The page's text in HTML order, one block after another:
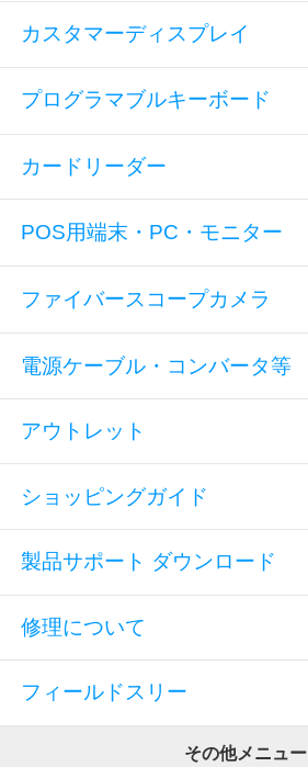
カスタマーディスプレイ
プログラマブルキーボード
カードリーダー
POS用端末・PC・モニター
ファイバースコープカメラ
電源ケーブル・コンバータ等
アウトレット
ショッピングガイド
製品サポート ダウンロード
修理について
フィールドスリー
その他メニュー